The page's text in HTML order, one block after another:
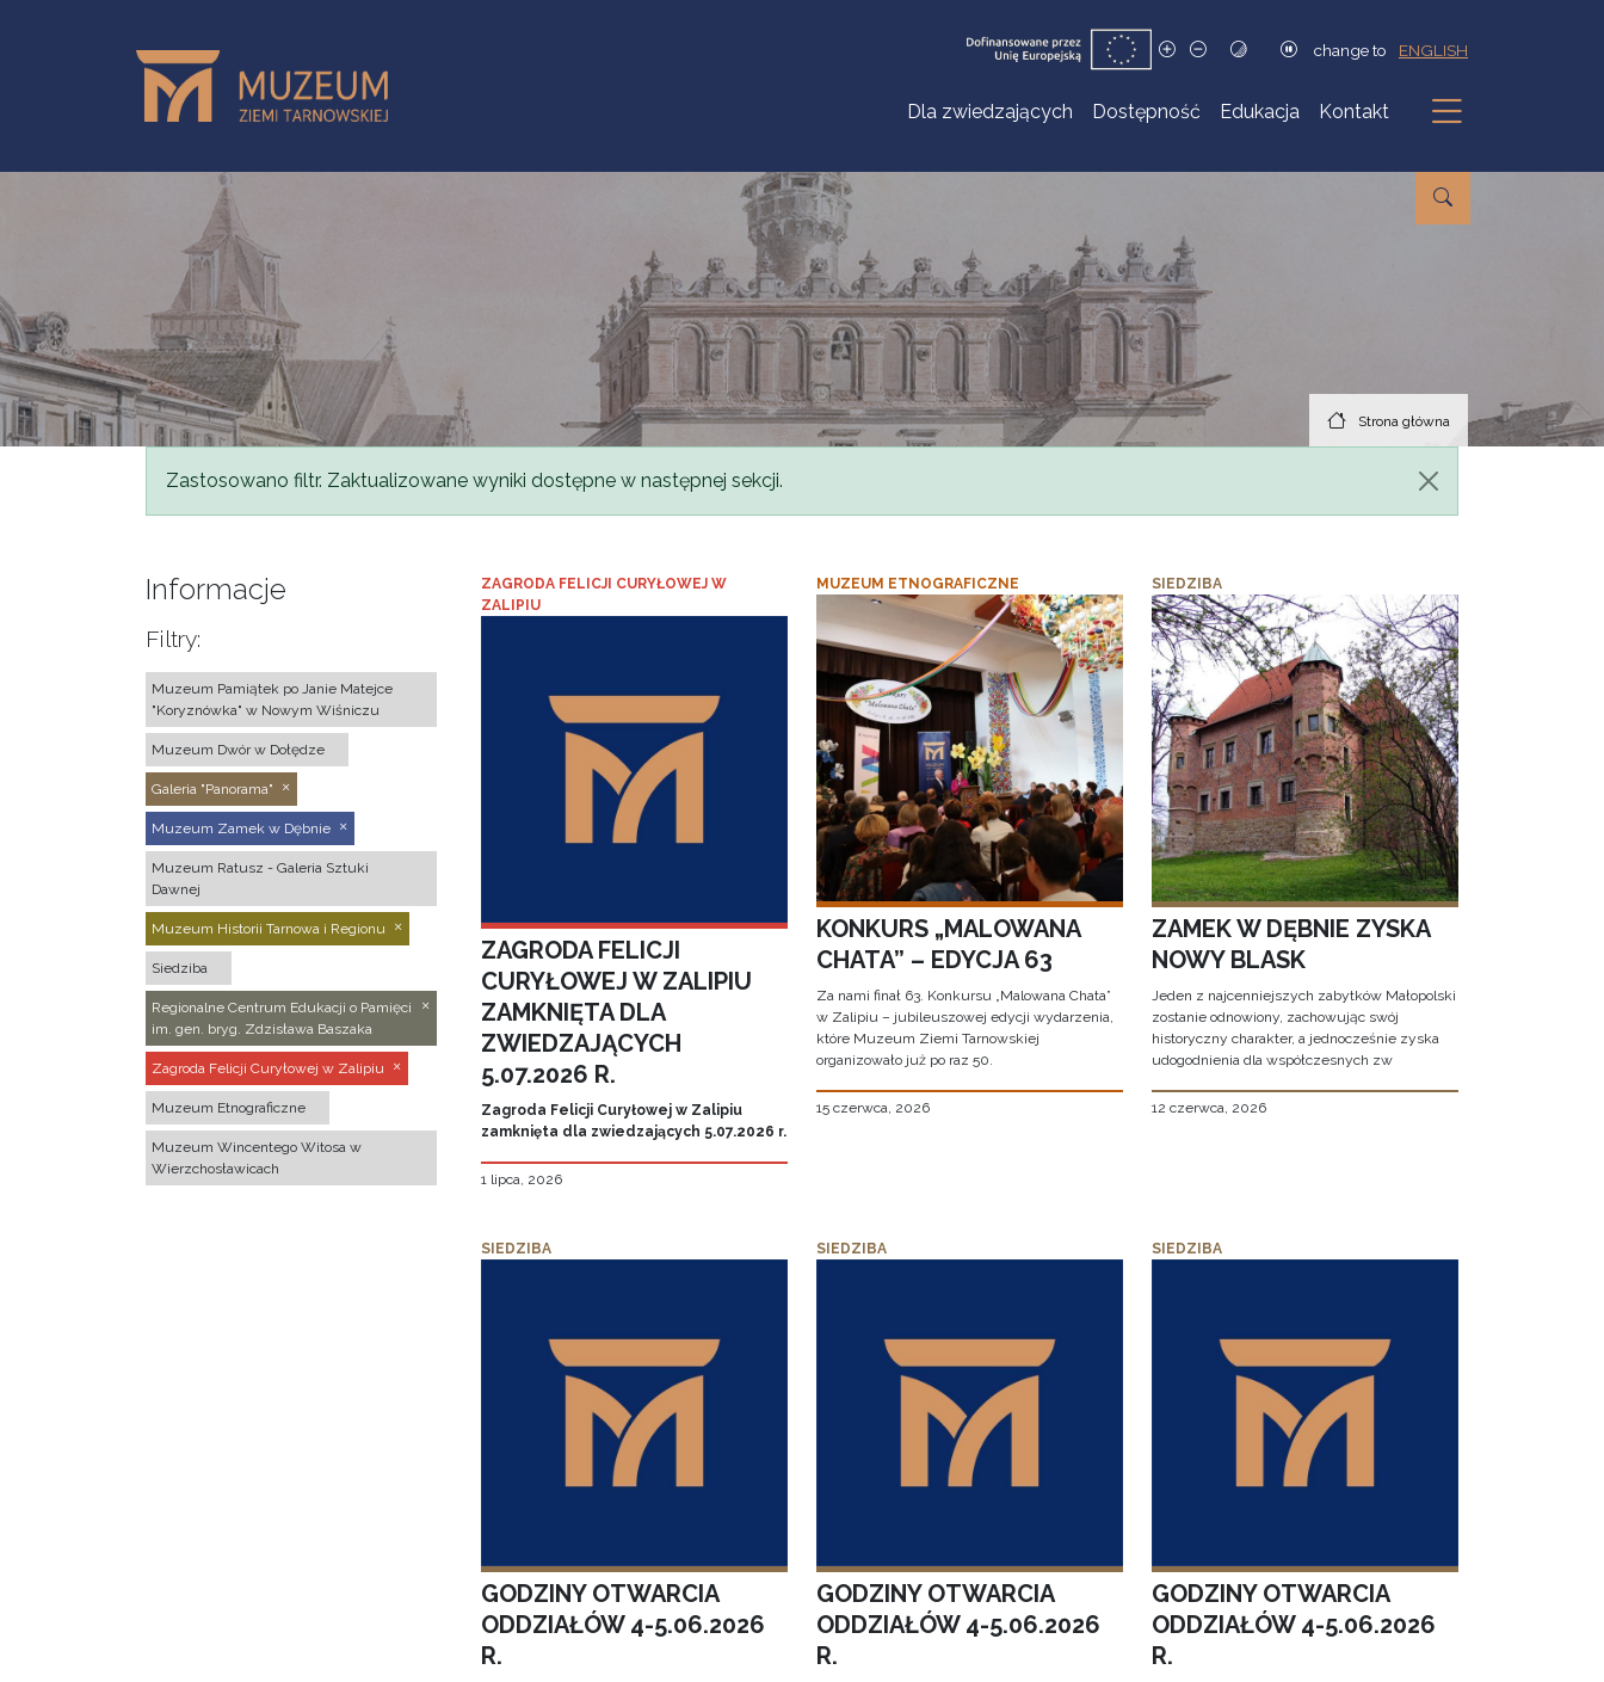
change to ENGLISH
Dla zwiedzających Dostępność Edukacja Kontakt
Podmenu
Strona główna
Komunikat
Zastosowano filtr. Zaktualizowane wyniki dostępne w następnej sekcji.
Informacje
Filtry:
Muzeum Pamiątek po Janie Matejce
"Koryznówka" w Nowym Wiśniczu
Muzeum Dwór w Dołędze
Galeria "Panorama"
Muzeum Zamek w Dębnie
Muzeum Ratusz - Galeria Sztuki
Dawnej
Muzeum Historii Tarnowa i Regionu
Siedziba
Regionalne Centrum Edukacji o Pamięci
im. gen. bryg. Zdzisława Baszaka
Zagroda Felicji Curyłowej w Zalipiu
Muzeum Etnograficzne
Muzeum Wincentego Witosa w
Wierzchosławicach
ZAGRODA FELICJI CURYŁOWEJ W
ZALIPIU
ZAGRODA FELICJI
CURYŁOWEJ W ZALIPIU
ZAMKNIĘTA DLA
ZWIEDZAJĄCYCH
5.07.2026 R.
Zagroda Felicji Curyłowej w Zalipiu
zamknięta dla zwiedzających 5.07.2026 r.
1 lipca, 2026
MUZEUM ETNOGRAFICZNE
KONKURS „MALOWANA
CHATA” – EDYCJA 63
Za nami finał 63. Konkursu „Malowana Chata”
w Zalipiu – jubileuszowej edycji wydarzenia,
które Muzeum Ziemi Tarnowskiej
organizowało już po raz 50.
15 czerwca, 2026
SIEDZIBA
ZAMEK W DĘBNIE ZYSKA
NOWY BLASK
Jeden z najcenniejszych zabytków Małopolski
zostanie odnowiony, zachowując swój
historyczny charakter, a jednocześnie zyska
udogodnienia dla współczesnych zw
12 czerwca, 2026
SIEDZIBA
GODZINY OTWARCIA
ODDZIAŁÓW 4-5.06.2026
R.
SIEDZIBA
GODZINY OTWARCIA
ODDZIAŁÓW 4-5.06.2026
R.
SIEDZIBA
GODZINY OTWARCIA
ODDZIAŁÓW 4-5.06.2026
R.